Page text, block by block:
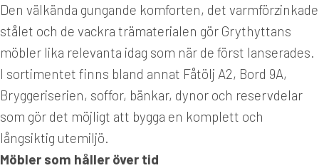
Den välkända gungande komforten, det varmförzinkade
stålet och de vackra trämaterialen gör Grythyttans
möbler lika relevanta idag som när de först lanserades.
I sortimentet finns bland annat Fåtölj A2, Bord 9A,
Bryggeriserien, soffor, bänkar, dynor och reservdelar
som gör det möjligt att bygga en komplett och
långsiktig utemiljö.
Möbler som håller över tid